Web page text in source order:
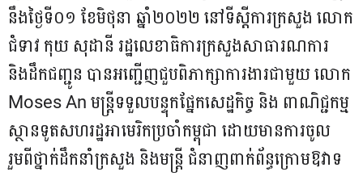
នឹងថ្ងៃទី០១ ខែមិថុនា ឆ្នាំ២០២២ នៅទីស្តីការក្រសួង លោក
ជំទាវ កុយ សុដានី រដ្ឋលេខាធិការក្រសួងសាធារណការ
និងដឹកជញ្ជូន បានអញ្ជើញជួបពិភាក្សាការងារជាមួយ លោក
Moses An មន្ត្រីទទួលបន្ទុកផ្នែកសេដ្ឋកិច្ច និង ពាណិជ្ជកម្ម
ស្ថានទូតសហរដ្ឋអាមេរិកប្រចាំកម្ពុជា ដោយមានការចូល
រួមពីថ្នាក់ដឹកនាំក្រសួង និងមន្ត្រី ជំនាញពាក់ព័ន្ធក្រោមឱវាទ